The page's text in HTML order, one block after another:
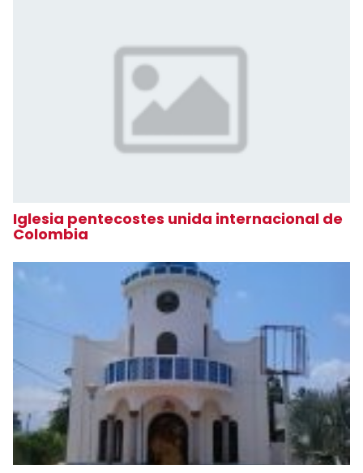
Iglesia pentecostes unida internacional de
Colombia